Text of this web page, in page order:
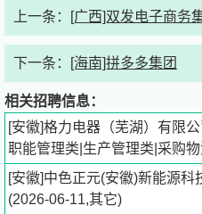
达压缩机、格力电工、凯邦
公司现有15个研究院、96个
士工作站，（电机与控制、
室、国家工程技术研究中心
定企业技术中心、机器人工
为国家通报咨询中心研究评
发经费“按需投入、不设上限”
上一条： [广西]双发电子商务
下一条： [海南]拼多多集团
相关招聘信息：
[安徽]格力电器（芜湖）有限
职能管理类|生产管理类|采购
[安徽]中色正元(安徽)新能源
(2026-06-11,其它)